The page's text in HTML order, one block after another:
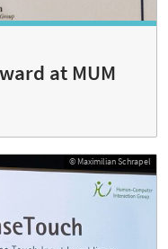
at MUM
© Maximilian Schrapel